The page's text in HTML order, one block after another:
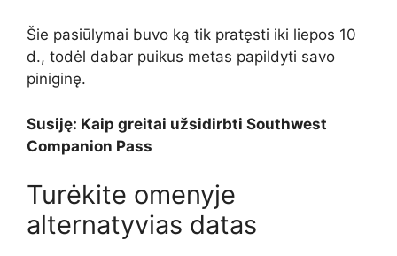
Šie pasiūlymai buvo ką tik pratęsti iki liepos 10
d., todėl dabar puikus metas papildyti savo
piniginę.
Susiję: Kaip greitai užsidirbti Southwest
Companion Pass
Turėkite omenyje
alternatyvias datas